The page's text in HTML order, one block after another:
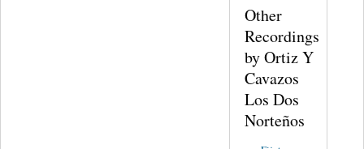
Other
Recordings
by Ortiz Y
Cavazos
Los Dos
Norteños